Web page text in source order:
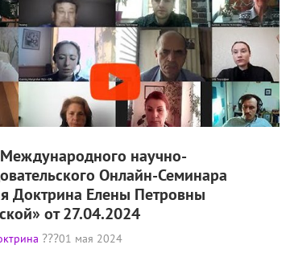
научно-
Онлайн-Семинара
Доктрина Елены Петровны
от 27.04.2024
01 мая 2024